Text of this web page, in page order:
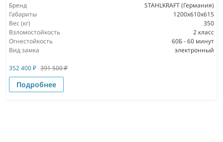
Бренд
STAHLKRAFT (Германия)
Габариты
1200x610x615
Вес (кг)
350
Взломостойкость
2 класс
Огнестойкость
60Б - 60 минут
Вид замка
электронный
352 400₽ 391 500₽
Подробнее